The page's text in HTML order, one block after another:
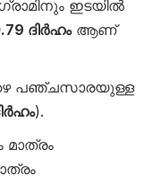
ഇടയിൽ
ദിർഹംആണ്
പഞ്ചസാരയുള്ള
).